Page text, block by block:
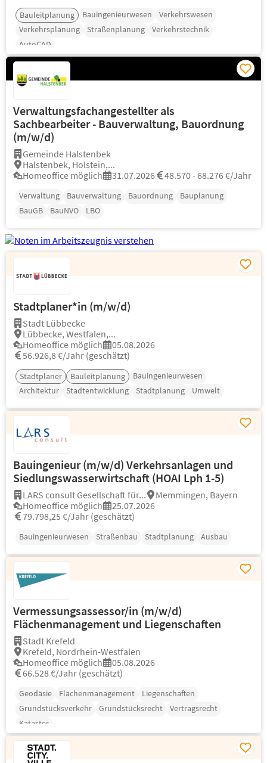
Bauleitplanung Bauingenieurwesen
Verkehrswesen
Verkehrsplanung
Straßenplanung
Verkehrstechnik
AutoCAD
Verwaltungsfachangestellter als
Sachbearbeiter - Bauverwaltung, Bauordnung
(m/w/d)
Gemeinde Halstenbek
Halstenbek, Holstein,...
Homeoffice möglich
31.07.2026 48.570 - 68.276 €/Jahr
Verwaltung Bauverwaltung Bauordnung
Bauplanung
BauGB
BauNVO LBO
Stadtplaner*in (m/w/d)
Stadt Lübbecke
Lübbecke, Westfalen,...
Homeoffice möglich
05.08.2026
56.926,8 €/Jahr (geschätzt)
Stadtplaner Bauleitplanung
Bauingenieurwesen
Architektur
Stadtentwicklung Stadtplanung Umwelt
Bauingenieur (m/w/d) Verkehrsanlagen und
Siedlungswasserwirtschaft (HOAI Lph 1-5)
LARS consult Gesellschaft für...
Memmingen, Bayern
Homeoffice möglich
25.07.2026
79.798,25 €/Jahr (geschätzt)
Bauingenieurwesen Straßenbau Stadtplanung Ausbau
Vermessungsassessor/in (m/w/d)
Flächenmanagement und Liegenschaften
Stadt Krefeld
Krefeld, Nordrhein-Westfalen
Homeoffice möglich
05.08.2026
66.528 €/Jahr (geschätzt)
Geodäsie Flächenmanagement
Liegenschaften
Grundstücksverkehr
Grundstücksrecht
Vertragsrecht
Kataster